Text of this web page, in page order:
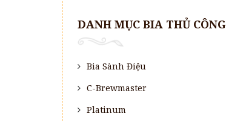
DANH MỤC BIA THỦ CÔNG
Bia Sành Điệu
C-Brewmaster
Platinum